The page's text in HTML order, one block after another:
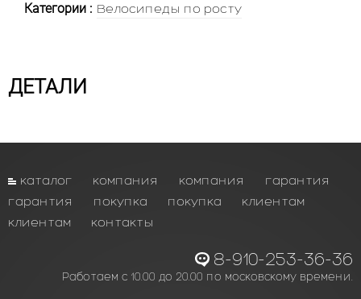
Категории : Велосипеды по росту
ДЕТАЛИ
каталог компания компания
гарантия
гарантия
покупка покупка
клиентам
клиентам
контакты
8-910-253-36-36
Работаем с 10.00 до 20.00 по московскому времени.